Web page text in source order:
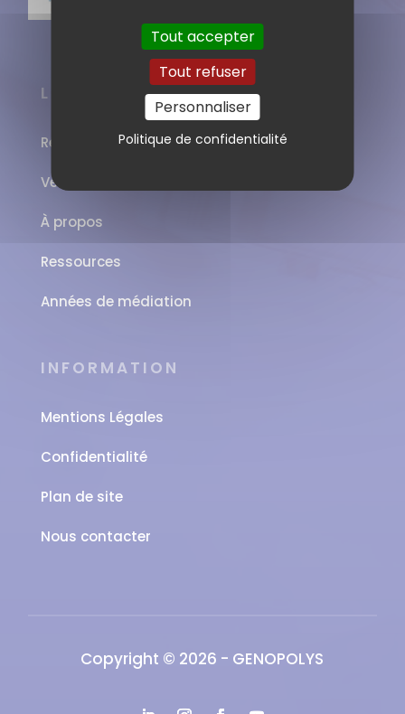
LIENS
Réserver une salle
Venir à Genopolys
À propos
Ressources
Années de médiation
INFORMATION
Mentions Légales
Confidentialité
Plan de site
Nous contacter
Copyright © 2026 - GENOPOLYS
Tout accepter
Tout refuser
Personnaliser
Politique de confidentialité